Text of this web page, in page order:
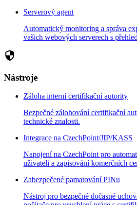
Serverový agent
Automatický monitoring a správa
vašich webových serverech s
security
Nástroje
Záloha interní certifikační autority
Bezpečné zálohování certifikační
technické znalosti.
Integrace na CzechPoint/JIP/KASS
Napojení na CzechPoint pro
uživateli a zapisování komerčních
Zabezpečené pamatování PINu
Nástroj pro bezpečné dočasné